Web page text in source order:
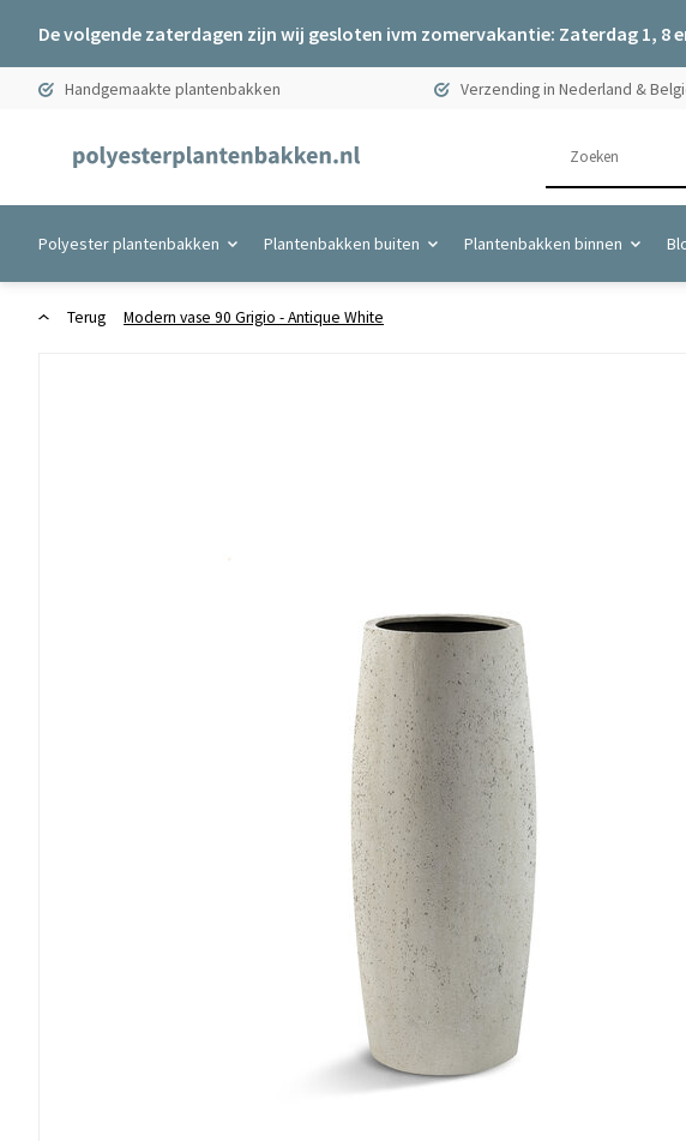
De volgende zaterdagen zijn wij gesloten ivm zomervakantie: Zaterdag 1, 8
Handgemaakte plantenbakken Verzending in Nederland &
Polyester plantenbakken Plantenbakken buiten Plantenbakken binnen
Terug Modern vase 90 Grigio - Antique White